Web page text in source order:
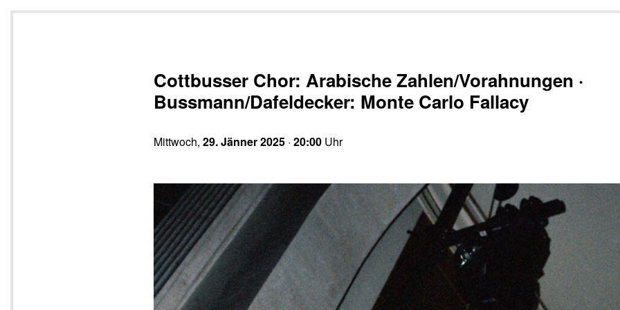
Cottbusser Chor: Arabische Zahlen/Vorahnungen ·
Bussmann/Dafeldecker: Monte Carlo Fallacy
Mittwoch, 29. Jänner 2025 · 20:00 Uhr